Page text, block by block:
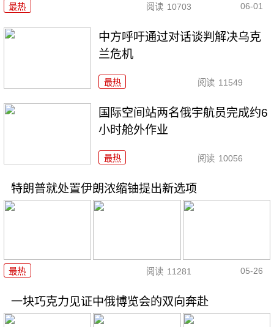
最热 阅读 10703 06-01
中方呼吁通过对话谈判解决乌克
兰危机
最热 阅读 11549
国际空间站两名俄宇航员完成约6
小时舱外作业
最热 阅读 10056
特朗普就处置伊朗浓缩铀提出新选项
最热 阅读 11281 05-26
一块巧克力见证中俄博览会的双向奔赴